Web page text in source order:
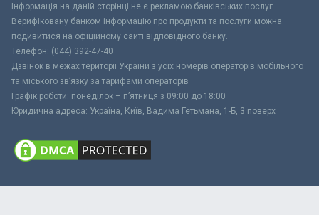
Інформація на даній сторінці не є рекламою банківських послуг.
Верифіковану банком інформацію про продукти та послуги можна
подивитися на офіційному сайті відповідного банку.
Телефон: (044) 392-47-40
Дзвінок в межах території України з усіх номерів операторів мобільного
та міського зв’язку за тарифами операторів
Графік роботи: понеділок – п’ятниця з 09:00 до 18:00
Юридична адреса: Україна, Київ, Вадима Гетьмана, 1-Б, 3 поверх